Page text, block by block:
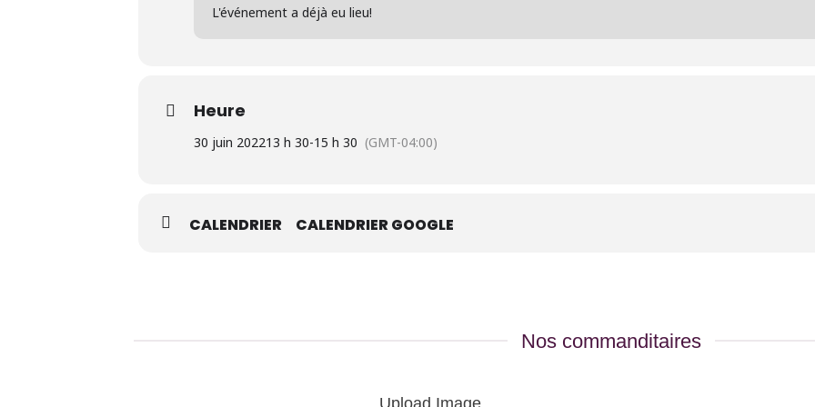
L'événement a déjà eu lieu!
Heure
30 juin 202213 h 30-15 h 30 (GMT-04:00)
CALENDRIER CALENDRIER GOOGLE
Nos commanditaires